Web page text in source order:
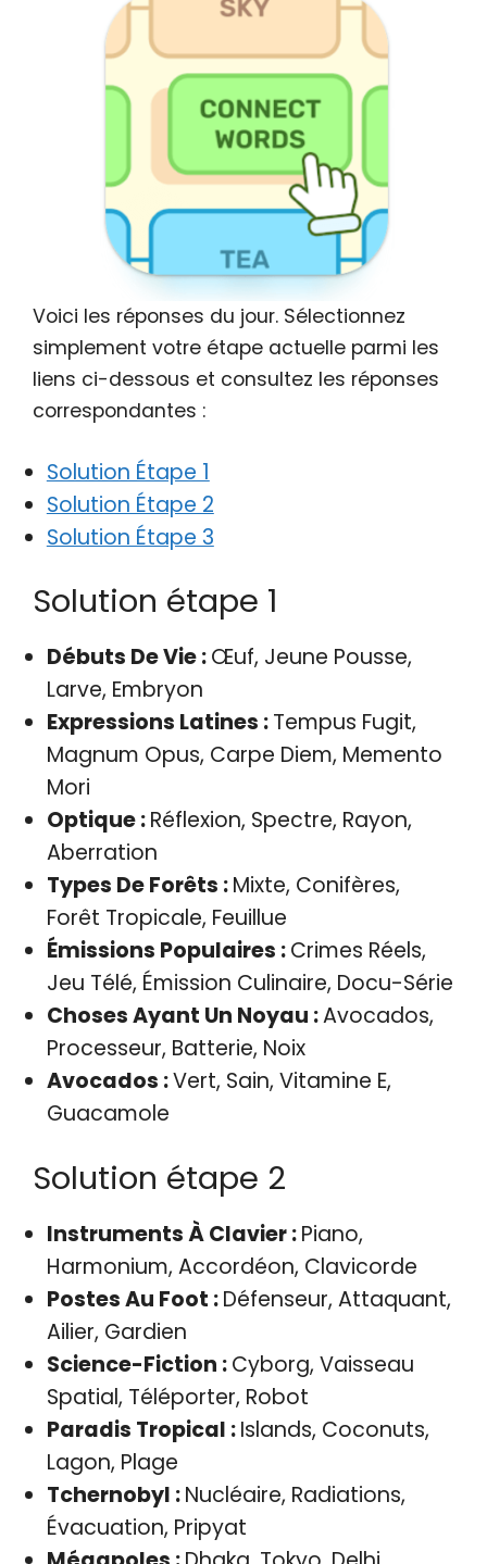
Voici les réponses du jour. Sélectionnez
simplement votre étape actuelle parmi les
liens ci-dessous et consultez les réponses
correspondantes :
Solution Étape 1
Solution Étape 2
Solution Étape 3
Solution étape 1
Débuts De Vie :Œuf, Jeune Pousse,
Larve, Embryon
Expressions Latines :Tempus Fugit,
Magnum Opus, Carpe Diem, Memento
Mori
Optique :Réflexion, Spectre, Rayon,
Aberration
Types De Forêts :Mixte, Conifères,
Forêt Tropicale, Feuillue
Émissions Populaires :Crimes Réels,
Jeu Télé, Émission Culinaire, Docu-Série
Choses Ayant Un Noyau :Avocados,
Processeur, Batterie, Noix
Avocados :Vert, Sain, Vitamine E,
Guacamole
Solution étape 2
Instruments À Clavier :Piano,
Harmonium, Accordéon, Clavicorde
Postes Au Foot :Défenseur, Attaquant,
Ailier, Gardien
Science-Fiction :Cyborg, Vaisseau
Spatial, Téléporter, Robot
Paradis Tropical :Islands, Coconuts,
Lagon, Plage
Tchernobyl :Nucléaire, Radiations,
Évacuation, Pripyat